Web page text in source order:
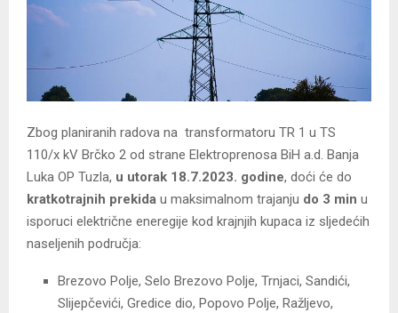
Zbog planiranih radova na transformatoru TR 1 u TS
110/x kV Brčko 2 od strane Elektroprenosa BiH a.d. Banja
Luka OP Tuzla, u utorak 18.7.2023. godine, doći će do
kratkotrajnih prekida u maksimalnom trajanju do 3 min u
isporuci električne eneregije kod krajnjih kupaca iz sljedećih
naseljenih područja:
Brezovo Polje, Selo Brezovo Polje, Trnjaci, Sandići,
Slijepčevići, Gredice dio, Popovo Polje, Ražljevo,